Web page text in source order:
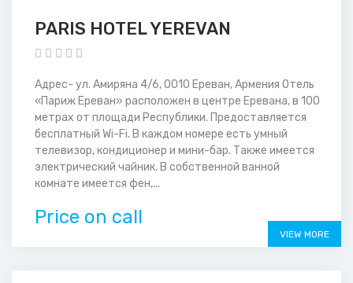
PARIS HOTEL YEREVAN
Адрес- ул. Амиряна 4/6, 0010 Ереван, Армения Отель
«Париж Ереван» расположен в центре Еревана, в 100
метрах от площади Республики. Предоставляется
бесплатный Wi-Fi. В каждом номере есть умный
телевизор, кондиционер и мини-бар. Также имеется
электрический чайник. В собственной ванной
комнате имеется фен,...
Price on call
VIEW MORE